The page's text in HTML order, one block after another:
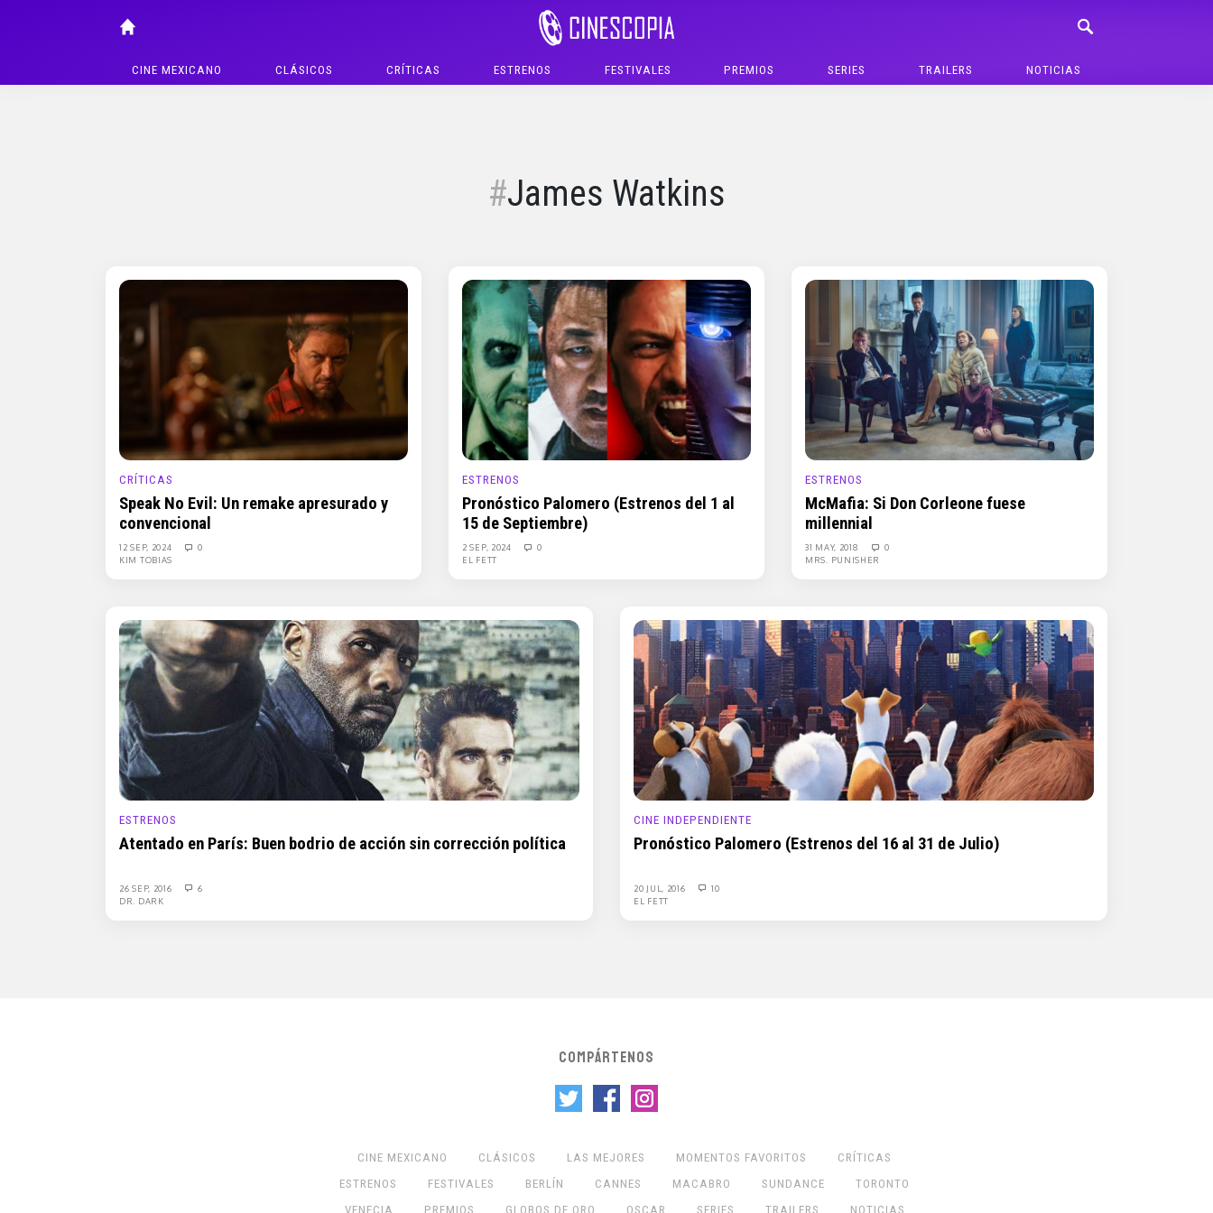
CINE MEXICANO CLÁSICOS CRÍTICAS ESTRENOS FESTIVALES PREMIOS SERIES TRAILERS NOTICIAS
James Watkins
CRÍTICAS
Speak No Evil: Un remake apresurado y
convencional
12 SEP, 2024
0
KIM TOBIAS
ESTRENOS
Pronóstico Palomero (Estrenos del 1 al
15 de Septiembre)
2 SEP, 2024
0
EL FETT
ESTRENOS
McMafia: Si Don Corleone fuese
millennial
31 MAY, 2018
0
MRS. PUNISHER
ESTRENOS
Atentado en París: Buen bodrio de acción sin corrección política
26 SEP, 2016
6
DR. DARK
CINE INDEPENDIENTE
Pronóstico Palomero (Estrenos del 16 al 31 de Julio)
20 JUL, 2016
10
EL FETT
COMPÁRTENOS
CINE MEXICANO CLÁSICOS LAS MEJORES MOMENTOS FAVORITOS
CRÍTICAS
ESTRENOS
FESTIVALES BERLÍN CANNES MACABRO SUNDANCE
TORONTO
VENECIA
PREMIOS GLOBOS DE ORO OSCAR SERIES TRAILERS NOTICIAS